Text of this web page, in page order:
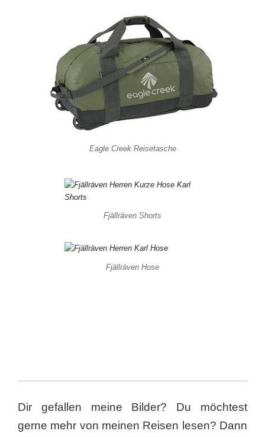
Eagle Creek Reisetasche
Fjällräven Shorts
Fjällräven Hose
Dir gefallen meine Bilder? Du möchtest
gerne mehr von meinen Reisen lesen? Dann